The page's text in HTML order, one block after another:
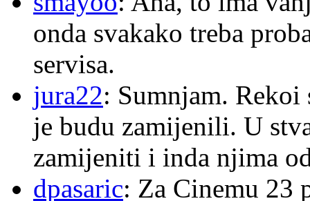
onda svakako treba
servisa.
jura22: Sumnjam. Rekoi
je budu zamijenili. U
zamijeniti i inda njima
dpasaric: Za Cinemu 23